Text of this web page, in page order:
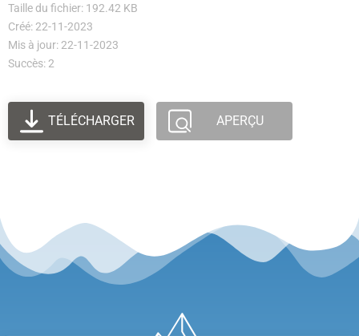
Taille du fichier: 192.42 KB
Créé: 22-11-2023
Mis à jour: 22-11-2023
Succès: 2
TÉLÉCHARGER APERÇU